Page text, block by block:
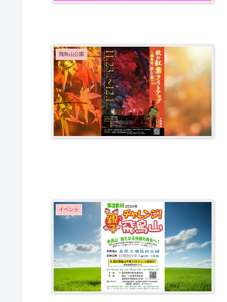
飛鳥山公園
イベント